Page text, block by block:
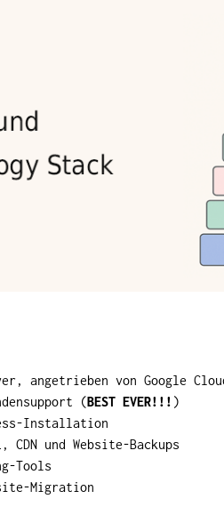
angetrieben von Google
(BEST EVER!!! )
Installation
CDN und Website-Backups
Tools
Migration